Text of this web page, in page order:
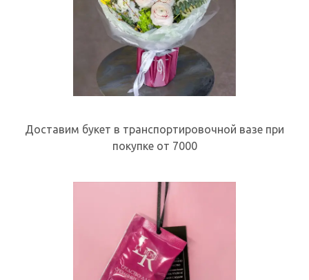
Доставим букет в транспортировочной вазе при
покупке от 7000